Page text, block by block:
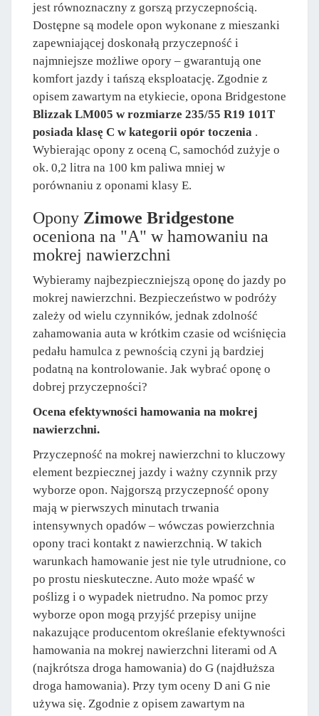
jest równoznaczny z gorszą przyczepnością.
Dostępne są modele opon wykonane z mieszanki
zapewniającej doskonałą przyczepność i
najmniejsze możliwe opory – gwarantują one
komfort jazdy i tańszą eksploatację. Zgodnie z
opisem zawartym na etykiecie, opona Bridgestone
Blizzak LM005 w rozmiarze 235/55 R19 101T
posiada klasę C w kategorii opór toczenia .
Wybierając opony z oceną C, samochód zużyje o
ok. 0,2 litra na 100 km paliwa mniej w
porównaniu z oponami klasy E.
Opony Zimowe Bridgestone
oceniona na "A" w hamowaniu na
mokrej nawierzchni
Wybieramy najbezpieczniejszą oponę do jazdy po
mokrej nawierzchni. Bezpieczeństwo w podróży
zależy od wielu czynników, jednak zdolność
zahamowania auta w krótkim czasie od wciśnięcia
pedału hamulca z pewnością czyni ją bardziej
podatną na kontrolowanie. Jak wybrać oponę o
dobrej przyczepności?
Ocena efektywności hamowania na mokrej
nawierzchni.
Przyczepność na mokrej nawierzchni to kluczowy
element bezpiecznej jazdy i ważny czynnik przy
wyborze opon. Najgorszą przyczepność opony
mają w pierwszych minutach trwania
intensywnych opadów – wówczas powierzchnia
opony traci kontakt z nawierzchnią. W takich
warunkach hamowanie jest nie tyle utrudnione, co
po prostu nieskuteczne. Auto może wpaść w
poślizg i o wypadek nietrudno. Na pomoc przy
wyborze opon mogą przyjść przepisy unijne
nakazujące producentom określanie efektywności
hamowania na mokrej nawierzchni literami od A
(najkrótsza droga hamowania) do G (najdłuższa
droga hamowania). Przy tym oceny D ani G nie
używa się. Zgodnie z opisem zawartym na